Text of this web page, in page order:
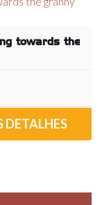
towards the
DETALHES